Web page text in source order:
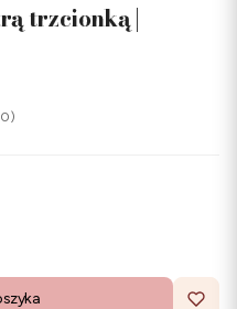
trzcionką |
0)